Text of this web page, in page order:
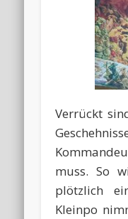
Verrückt
muss. So
plötzlich
Kleinpo